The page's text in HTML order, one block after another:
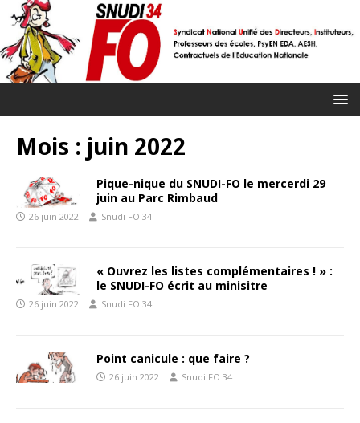
Mois : juin 2022
Pique-nique du SNUDI-FO le mercerdi 29
juin au Parc Rimbaud
26 juin 2022 Snudi FO 34
« Ouvrez les listes complémentaires ! » :
le SNUDI-FO écrit au minisitre
26 juin 2022 Snudi FO 34
Point canicule : que faire ?
26 juin 2022 Snudi FO 34